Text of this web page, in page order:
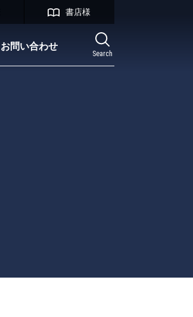
Search
お問い合わせ
書店様